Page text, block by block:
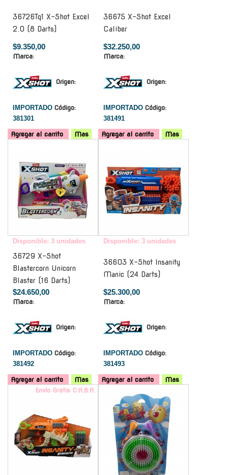
36726Tq1 X-Shot Excel
2.0 (8 Darts)
$9.350,00
Marca:
Origen:
IMPORTADO Código:
381301
Agregar al carrito Mas
36675 X-Shot Excel
Caliber
$32.250,00
Marca:
Origen:
IMPORTADO Código:
381491
Agregar al carrito
Mas
Disponible: 3 unidades
36729 X-Shot
Blastercorn Unicorn
Blaster (16 Darts)
$24.650,00
Marca:
Origen:
IMPORTADO Código:
381492
Agregar al carrito Mas
Disponible: 3 unidades
36603 X-Shot Insanity
Manic (24 Darts)
$25.300,00
Marca:
Origen:
IMPORTADO Código:
381493
Agregar al carrito
Mas
Envío Gratis C.A.B.A.